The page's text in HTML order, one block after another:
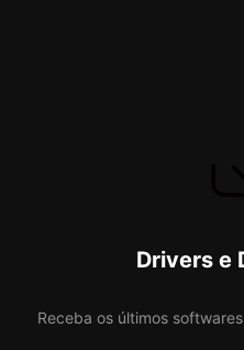
Drivers e
Receba os últimos